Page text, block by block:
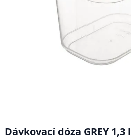
Dávkovací dóza GREY 1,3 l